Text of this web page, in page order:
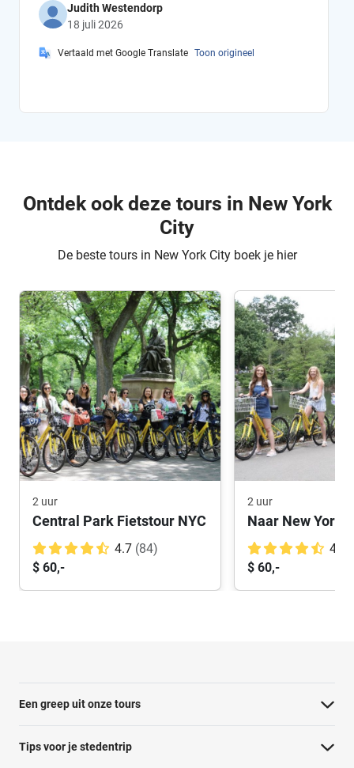
Judith Westendorp
18 juli 2026
Vertaald met Google Translate Toon origineel
Ontdek ook deze tours in New York
City
De beste tours in New York City boek je hier
2 uur
Central Park Fietstour NYC
4.7 (84)
$ 60,-
2 uur
4.7
$ 60,-
Een greep uit onze tours
Barcelona Panorama tour
Tips voor je stedentrip